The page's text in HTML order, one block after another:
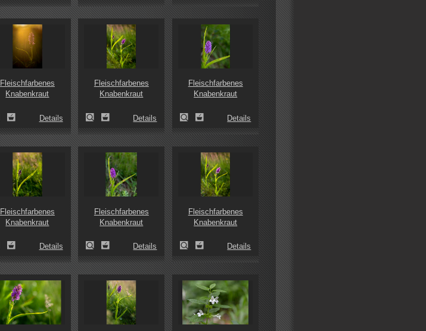
Fleischfarbenes
Knabenkraut
Details
Fleischfarbenes
Knabenkraut
Details
Fleischfarbenes
Knabenkraut
Details
Fleischfarbenes
Knabenkraut
Details
Fleischfarbenes
Knabenkraut
Details
Fleischfarbenes
Knabenkraut
Details